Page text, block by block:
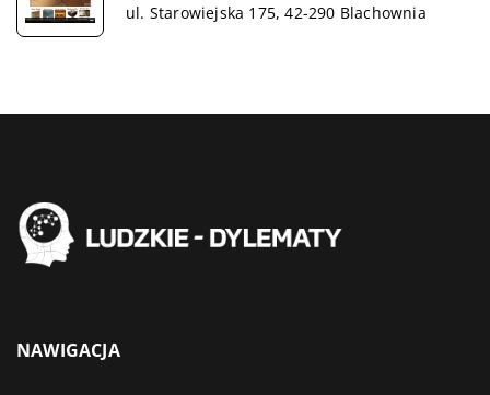
ul. Starowiejska 175, 42-290 Blachownia
NAWIGACJA